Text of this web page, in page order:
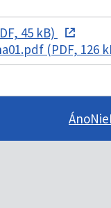
45 kB)
(PDF, 126
ÁnoNie